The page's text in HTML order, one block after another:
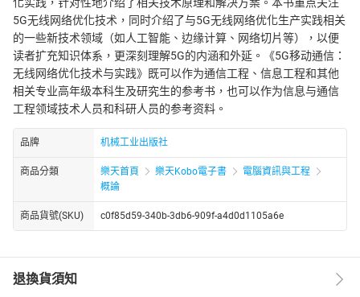
5G无线网络优化技术，同时介绍了与5G无线网络优化生产实践相关
的一些新技术领域（如人工智能、边缘计算、网络切片等），以便
读者扩充知识体系，更深刻理解5G的内涵和外延。《5G移动通信：
无线网络优化技术与实践》既可以作为通信工程、信息工程和其他
相关专业高年级本科生及研究生的参考书，也可以作为信息与通信
工程领域技术人员和科研人员的参考资料。
品牌 机械工业出版社
商品分類 樂天首頁 樂天Kobo電子書
電腦資訊與工程
概論
商品貨號(SKU) c0f85d59-340b-3db6-909f-a4d0d1105a6e
退換貨須知